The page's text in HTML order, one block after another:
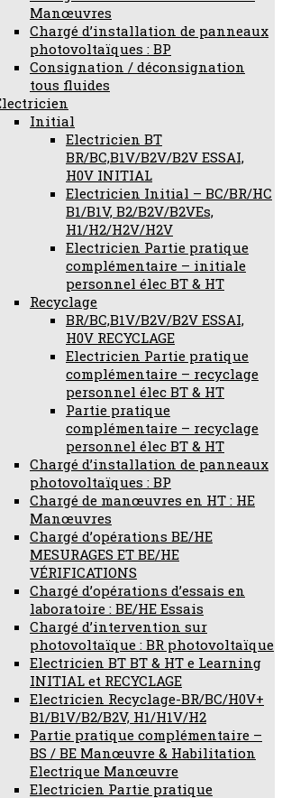
Manœuvres
Chargé d’installation de panneaux
photovoltaïques : BP
Consignation / déconsignation
tous fluides
Initial
Electricien BT
BR/BC,B1V/B2V/B2V ESSAI,
H0V INITIAL
Electricien Initial – BC/BR/HC
B1/B1V, B2/B2V/B2VEs,
H1/H2/H2V/H2V
Electricien Partie pratique
complémentaire – initiale
personnel élec BT & HT
Recyclage
BR/BC,B1V/B2V/B2V ESSAI,
H0V RECYCLAGE
Electricien Partie pratique
complémentaire – recyclage
personnel élec BT & HT
Partie pratique
complémentaire – recyclage
personnel élec BT & HT
Chargé d’installation de panneaux
photovoltaïques : BP
Chargé de manœuvres en HT : HE
Manœuvres
Chargé d’opérations BE/HE
MESURAGES ET BE/HE
VÉRIFICATIONS
Chargé d’opérations d’essais en
laboratoire : BE/HE Essais
Chargé d’intervention sur
photovoltaïque : BR photovoltaïque
Electricien BT BT & HT e Learning
INITIAL et RECYCLAGE
Electricien Recyclage-BR/BC/H0V+
B1/B1V/B2/B2V, H1/H1V/H2
Partie pratique complémentaire –
BS / BE Manœuvre & Habilitation
Electrique Manœuvre
Electricien Partie pratique